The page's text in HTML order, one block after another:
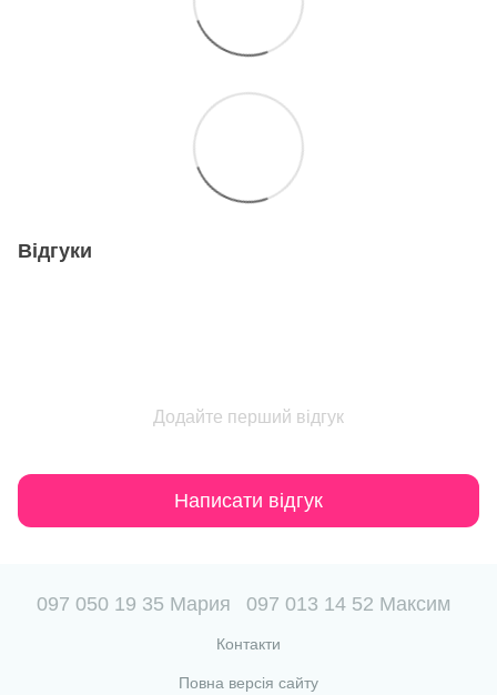
Відгуки
Додайте перший відгук
Написати відгук
097 050 19 35 Мария 097 013 14 52 Максим
Контакти
Повна версія сайту